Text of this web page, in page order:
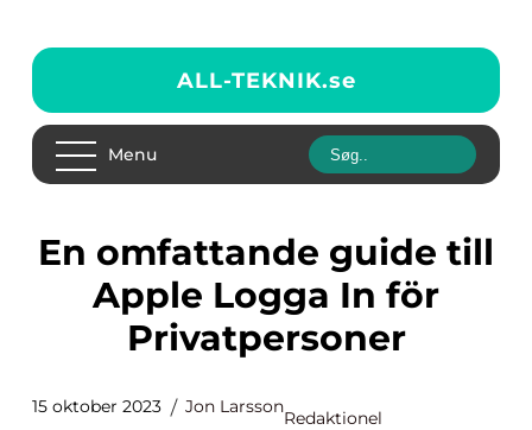
ALL-TEKNIK.se
Menu
En omfattande guide till
Apple Logga In för
Privatpersoner
15 oktober 2023 Jon Larsson
Redaktionel